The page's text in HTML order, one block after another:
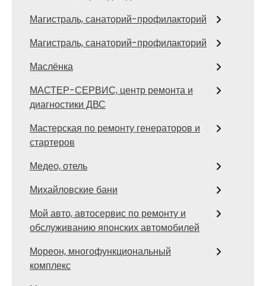
Магистраль, санаторий-профилакторий
Магистраль, санаторий-профилакторий
Маслёнка
МАСТЕР-СЕРВИС, центр ремонта и
диагностики ДВС
Мастерская по ремонту генераторов и
стартеров
Медео, отель
Михайловские бани
Мой авто, автосервис по ремонту и
обслуживанию японских автомобилей
Мореон, многофункциональный
комплекс